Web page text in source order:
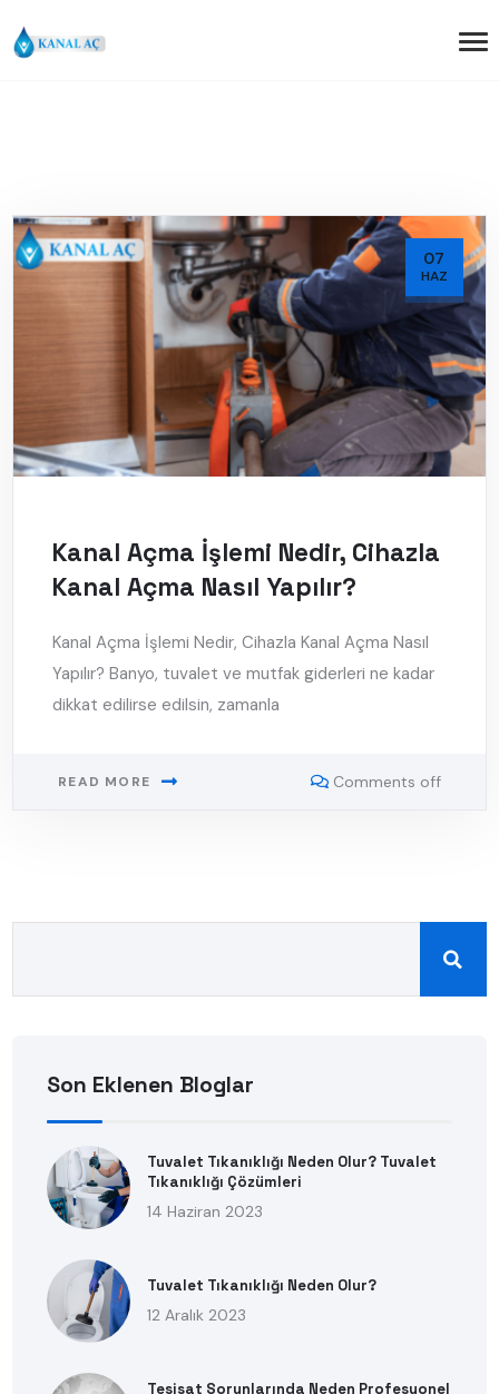
07
HAZ
Kanal Açma İşlemi Nedir, Cihazla
Kanal Açma Nasıl Yapılır?
Kanal Açma İşlemi Nedir, Cihazla Kanal Açma Nasıl
Yapılır? Banyo, tuvalet ve mutfak giderleri ne kadar
dikkat edilirse edilsin, zamanla
READ MORE Comments off
Son Eklenen Bloglar
Tuvalet Tıkanıklığı Neden Olur? Tuvalet
Tıkanıklığı Çözümleri
14 Haziran 2023
Tuvalet Tıkanıklığı Neden Olur?
12 Aralık 2023
Tesisat Sorunlarında Neden Profesyonel